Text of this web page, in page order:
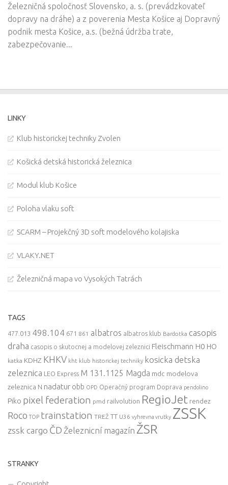
Železničná spoločnosť Slovensko, a. s. (prevádzkovateľ
dopravy na dráhe) a z poverenia Mesta Košice aj Dopravný
podnik mesta Košice, a.s. (bežná údržba trate,
zabezpečovanie...
LINKY
Klub historickej techniky Zvolen
Košická detská historická železnica
Modul klub Košice
Poloha vlaku soft
SCARM – Projekčný 3D soft modelového kolajiska
VLAKY.NET
Železničná mapa vo Vysokých Tatrách
TAGS
477.013 498.104 671 861 albatros albatros klub Bardotka casopis
draha casopis o skutocnej a modelovej zeleznici Fleischmann H0 HO
katka KDHZ KHKV kht klub historickej techniky kosicka detska
zeleznica
LEO Express M 131.1125 Magda mdc modelova
zeleznica N nadatur obb OPD Operačný program Doprava pendolino
Piko pixel federation pmd railvolution RegioJet rendez
Roco TOP trainstation TREŽ TT U36 vyhrevna vrutky ZSSK
zssk cargo ČD Železnicní magazín ŽSR
STRANKY